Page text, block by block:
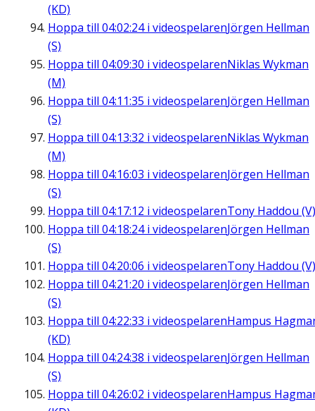
(KD)
Hoppa till 04:02:24i videospelarenJörgen Hellman
(S)
Hoppa till 04:09:30 i videospelarenNiklas Wykman
(M)
Hoppa till 04:11:35 i videospelarenJörgen Hellman
(S)
Hoppa till 04:13:32 i videospelarenNiklas Wykman
(M)
Hoppa till 04:16:03 i videospelarenJörgen Hellman
(S)
Hoppa till 04:17:12 i videospelarenTony Haddou (V)
Hoppa till 04:18:24i videospelarenJörgen Hellman
(S)
Hoppa till 04:20:06 i videospelarenTony Haddou (V)
Hoppa till 04:21:20 i videospelarenJörgen Hellman
(S)
Hoppa till 04:22:33 i videospelarenHampus
(KD)
Hoppa till 04:24:38 i videospelarenJörgen Hellman
(S)
Hoppa till 04:26:02 i videospelarenHampus